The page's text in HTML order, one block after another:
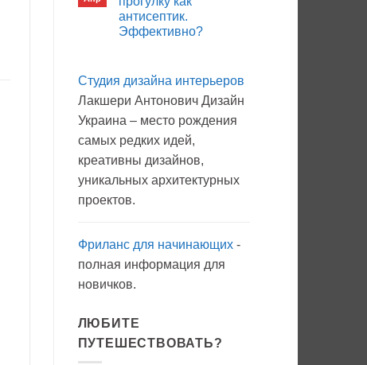
можно
на
карантине?
антисептик.
Эффективно?
Вода
мылом
на
прогулку
антисептик.
Студия дизайна интерьеров
Лакшери Антонович Дизайн
Украина – место рождения
самых редких идей,
креативны дизайнов,
уникальных архитектурных
проектов.
Фриланс для начинающих-
полная информация для
новичков.
ЛЮБИТЕ
ПУТЕШЕСТВОВАТЬ?